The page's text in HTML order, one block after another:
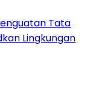
Tata
Lingkungan